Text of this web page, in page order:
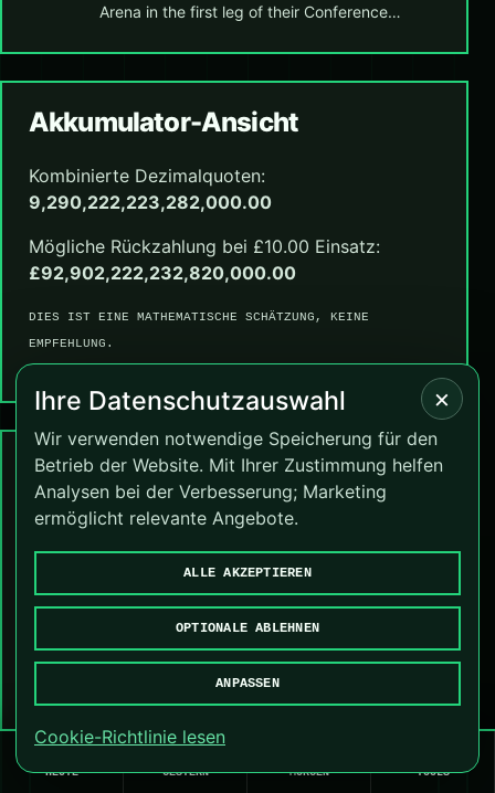
Arena in the first leg of their Conference…
Akkumulator-Ansicht
Kombinierte Dezimalquoten:
9,290,222,223,282,000.00
Mögliche Rückzahlung bei £10.00 Einsatz:
£92,902,222,232,820,000.00
DIES IST EINE MATHEMATISCHE SCHÄTZUNG, KEINE
EMPFEHLUNG.
Kurz-FAQ
Sollte ich jeden Score-Tipp spielen?
Nein. Märkte für exakte Ergebnisse sind
schwierig und sollten vorsichtig
eingesetzt werden.
🏠
HEUTE
←
GESTERN MORGEN TOOLS
×
Ihre Datenschutzauswahl
Wir verwenden notwendige Speicherung für den
Betrieb der Website. Mit Ihrer Zustimmung helfen
Analysen bei der Verbesserung; Marketing
ermöglicht relevante Angebote.
ALLE AKZEPTIEREN
OPTIONALE ABLEHNEN
ANPASSEN
Cookie-Richtlinie lesen